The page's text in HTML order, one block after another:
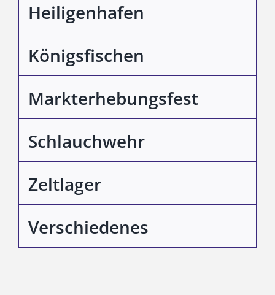
Heiligenhafen
Königsfischen
Markterhebungsfest
Schlauchwehr
Zeltlager
Verschiedenes